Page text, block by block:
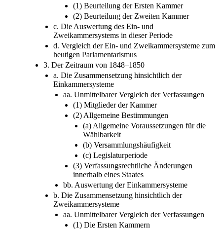
(1) Beurteilung der Ersten Kammer
(2) Beurteilung der Zweiten Kammer
c. Die Auswertung des Ein- und
Zweikammersystems in dieser Periode
d. Vergleich der Ein- und Zweikammersysteme zum
heutigen Parlamentarismus
3. Der Zeitraum von 1848–1850
a. Die Zusammensetzung hinsichtlich der
Einkammersysteme
aa. Unmittelbarer Vergleich der Verfassungen
(1) Mitglieder der Kammer
(2) Allgemeine Bestimmungen
(a) Allgemeine Voraussetzungen für die
Wählbarkeit
(b) Versammlungshäufigkeit
(c) Legislaturperiode
(3) Verfassungsrechtliche Änderungen
innerhalb eines Staates
bb. Auswertung der Einkammersysteme
b. Die Zusammensetzung hinsichtlich der
Zweikammersysteme
aa. Unmittelbarer Vergleich der Verfassungen
(1) Die Ersten Kammern